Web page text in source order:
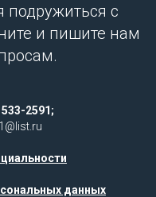
с
и пишите нам
2591;
данных